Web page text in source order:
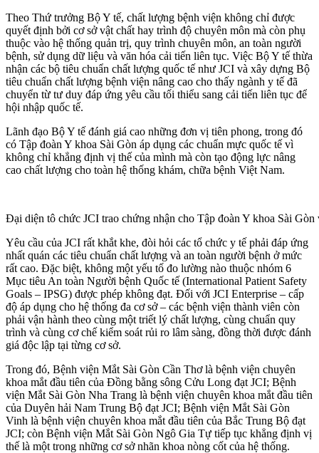
Theo Thứ trưởng Bộ Y tế, chất lượng bệnh viện không chỉ được
quyết định bởi cơ sở vật chất hay trình độ chuyên môn mà còn phụ
thuộc vào hệ thống quản trị, quy trình chuyên môn, an toàn người
bệnh, sử dụng dữ liệu và văn hóa cải tiến liên tục. Việc Bộ Y tế thừa
nhận các bộ tiêu chuẩn chất lượng quốc tế như JCI và xây dựng Bộ
tiêu chuẩn chất lượng bệnh viện nâng cao cho thấy ngành y tế đã
chuyển từ tư duy đáp ứng yêu cầu tối thiểu sang cải tiến liên tục để
hội nhập quốc tế.
Lãnh đạo Bộ Y tế đánh giá cao những đơn vị tiên phong, trong đó
có Tập đoàn Y khoa Sài Gòn áp dụng các chuẩn mực quốc tế vì
không chỉ khẳng định vị thế của mình mà còn tạo động lực nâng
cao chất lượng cho toàn hệ thống khám, chữa bệnh Việt Nam.
Đại diện tô chức JCI trao chứng nhận cho Tập đoàn Y khoa Sài Gòn
Yêu cầu của JCI rất khắt khe, đòi hỏi các tổ chức y tế phải đáp ứng
nhất quán các tiêu chuẩn chất lượng và an toàn người bệnh ở mức
rất cao. Đặc biệt, không một yếu tố đo lường nào thuộc nhóm 6
Mục tiêu An toàn Người bệnh Quốc tế (International Patient Safety
Goals – IPSG) được phép không đạt. Đối với JCI Enterprise – cấp
độ áp dụng cho hệ thống đa cơ sở – các bệnh viện thành viên còn
phải vận hành theo cùng một triết lý chất lượng, cùng chuẩn quy
trình và cùng cơ chế kiểm soát rủi ro lâm sàng, đồng thời được đánh
giá độc lập tại từng cơ sở.
Trong đó, Bệnh viện Mắt Sài Gòn Cần Thơ là bệnh viện chuyên
khoa mắt đầu tiên của Đồng bằng sông Cửu Long đạt JCI; Bệnh
viện Mắt Sài Gòn Nha Trang là bệnh viện chuyên khoa mắt đầu tiên
của Duyên hải Nam Trung Bộ đạt JCI; Bệnh viện Mắt Sài Gòn
Vinh là bệnh viện chuyên khoa mắt đầu tiên của Bắc Trung Bộ đạt
JCI; còn Bệnh viện Mắt Sài Gòn Ngô Gia Tự tiếp tục khẳng định vị
thế là một trong những cơ sở nhãn khoa nòng cốt của hệ thống.